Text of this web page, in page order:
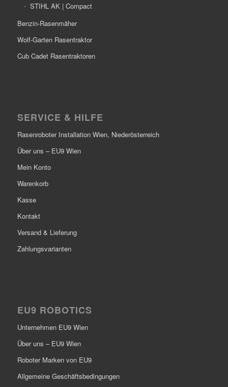
STIHL AK | Compact
Benzin-Rasenmäher
Wolf-Garten Rasentraktor
Cub Cadet Rasentraktoren
SERVICE & HILFE
Rasenroboter Installation Wien, Niederösterreich
Über uns – EU9 Wien
Mein Konto
Warenkorb
Kasse
Kontakt
Versand & Lieferung
Zahlungsvarianten
EU9 ROBOTICS
Unternehmen EU9 Wien
Über uns – EU9 Wien
Roboter Marken von EU9
Allgemeine Geschäftsbedingungen